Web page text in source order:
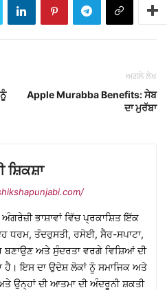
ਅਗਲੇ ਲੇਖ
Apple Murabba Benefits: ਸੇਬ
ਦਾ ਮੁਰੱਬਾ
ਸ਼ਿਕਸ਼ਾ
ਅੰਗਰੇਜ਼ੀ ਭਾਸ਼ਾਵਾਂ ਵਿੱਚ ਪ੍ਰਕਾਸ਼ਿਤ ਇੱਕ
ਧਰਮ, ਤੰਦਰੁਸਤੀ, ਰਸੋਈ, ਸੈਰ-ਸਪਾਟਾ,
ਅਤੇ ਸੁੰਦਰਤਾ ਵਰਗੇ ਵਿਸ਼ਿਆਂ ਦੀ
ਹੈ। ਇਸ ਦਾ ਉਦੇਸ਼ ਲੋਕਾਂ ਨੂੰ ਸਮਾਜਿਕ ਅਤੇ
ਉਨ੍ਹਾਂ ਦੀ ਆਤਮਾ ਦੀ ਅੰਦਰੂਨੀ ਸ਼ਕਤੀ